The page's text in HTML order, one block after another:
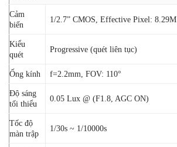
Cảm
biến
1/2.7” CMOS, Effective Pixel: 8.29M
Kiểu
quét
Progressive (quét liên tục)
Ống kính f=2.2mm, FOV: 110°
Độ sáng
tối thiểu
0.05 Lux @ (F1.8, AGC ON)
Tốc độ
màn trập
1/30s ~ 1/10000s